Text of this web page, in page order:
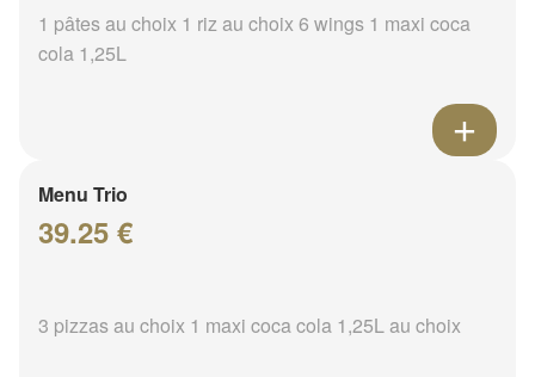
1 pâtes au choix 1 riz au choix 6 wings 1 maxi coca
cola 1,25L
Menu Trio
39.25 €
3 pizzas au choix 1 maxi coca cola 1,25L au choix